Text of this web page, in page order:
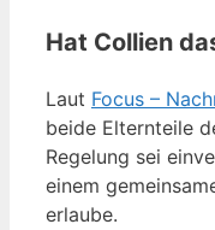
Hat Collien
Laut Focus –
beide Elternteile
Regelung sei
einem
erlaube.